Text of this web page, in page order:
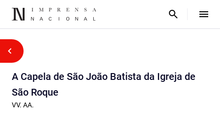
A Capela de São João Batista da Igreja de
São Roque
VV. AA.